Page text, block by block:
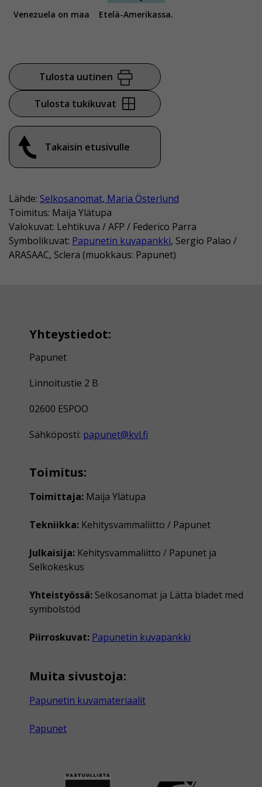
Venezuela on maa Etelä-Amerikassa.
Tulosta uutinen
Tulosta tukikuvat
Takaisin etusivulle
Lähde: Selkosanomat, Maria Österlund
Toimitus: Maija Ylätupa
Valokuvat: Lehtikuva / AFP / Federico Parra
Symbolikuvat: Papunetin kuvapankki, Sergio Palao /
ARASAAC, Sclera (muokkaus: Papunet)
Yhteystiedot:
Papunet
Linnoitustie 2 B
02600 ESPOO
Sähköposti: papunet@kvl.fi
Toimitus:
Toimittaja: Maija Ylätupa
Tekniikka: Kehitysvammaliitto / Papunet
Julkaisija: Kehitysvammaliitto / Papunet ja
Selkokeskus
Yhteistyössä: Selkosanomat ja Lätta bladet med
symbolstöd
Piirroskuvat: Papunetin kuvapankki
Muita sivustoja:
Papunetin kuvamateriaalit
Papunet